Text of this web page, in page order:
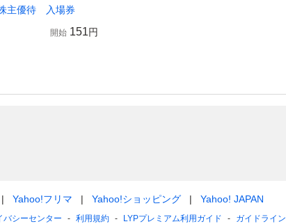
主優待 入場券
開始 151円
Yahoo!フリマ Yahoo!ショッピング Yahoo! JAPAN
バシーセンター 利用規約 LYPプレミアム利用ガイド ガイドライン